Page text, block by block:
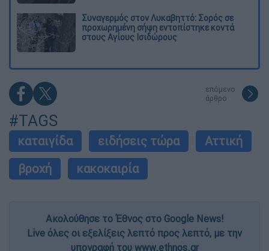
Συναγερμός στον Λυκαβηττό: Σορός σε
προχωρημένη σήψη εντοπίστηκε κοντά
στους Αγίους Ισιδώρους
επόμενο
άρθρο
#TAGS
καταιγίδα ειδήσεις τώρα
Αττική
βροχή
κακοκαιρία
Ακολούθησε το Έθνος στο Google News!
Live όλες οι εξελίξεις λεπτό προς λεπτό, με την
υπογραφή του www.ethnos.gr